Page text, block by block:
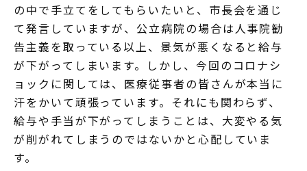
の中で手立てをしてもらいたいと、市長会を通じ
て発言していますが、公立病院の場合は人事院勧
告主義を取っている以上、景気が悪くなると給与
が下がってしまいます。しかし、今回のコロナシ
ョックに関しては、医療従事者の皆さんが本当に
汗をかいて頑張っています。それにも関わらず、
給与や手当が下がってしまうことは、大変やる気
が削がれてしまうのではないかと心配していま
す。